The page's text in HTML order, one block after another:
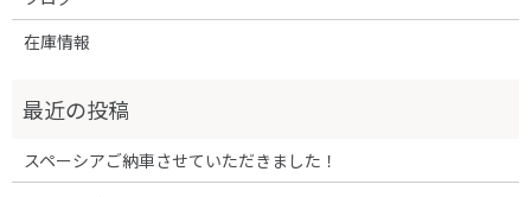
在庫情報
スペーシアご納車させていただきました！